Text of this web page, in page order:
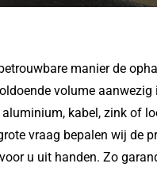
manier de
volume
kabel, zink of
vraag bepalen wij
u uit handen. Zo